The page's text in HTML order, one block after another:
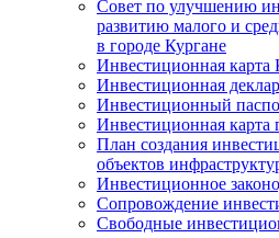
Совет по улучшению
развитию малого и
в городе Кургане
Инвестиционная карта
Инвестиционная
Инвестиционный
Инвестиционная карта
План создания
объектов
Инвестиционное
Сопровождение
Свободные